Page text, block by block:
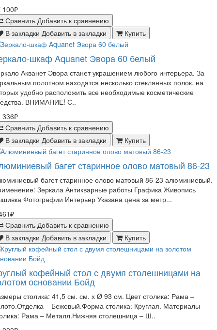
100₽
Сравнить Добавить к сравнению
В закладки Добавить в закладки Купить
шкаф Aquanet Эвора 60 белый
Акванет Эвора станет украшением любого интерьера. За
полотном находятся несколько стеклянных полок, на
удобно расположить все необходимые косметические
ВНИМАНИЕ! С..
336₽
Сравнить Добавить к сравнению
В закладки Добавить в закладки Купить
багет старинное олово матовый 86-23
багет старинное олово матовый 86-23 алюминиевый.
Зеркала Антикварные работы Графика Живопись
Фотографии Интерьер Указана цена за метр...
Сравнить Добавить к сравнению
В закладки Добавить в закладки Купить
кофейный стол с двумя столешницами на
основании Бойд
столика: 41,5 см. см. х Ø 93 см. Цвет столика: Рама –
– Бежевый.Форма столика: Круглая. Материалы
Рама – Металл.Нижняя столешница – Ш..